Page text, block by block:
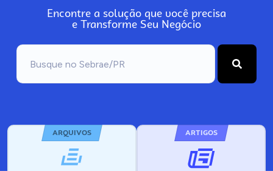
Encontre a solução que você precisa
e Transforme Seu Negócio
ARQUIVOS ARTIGOS